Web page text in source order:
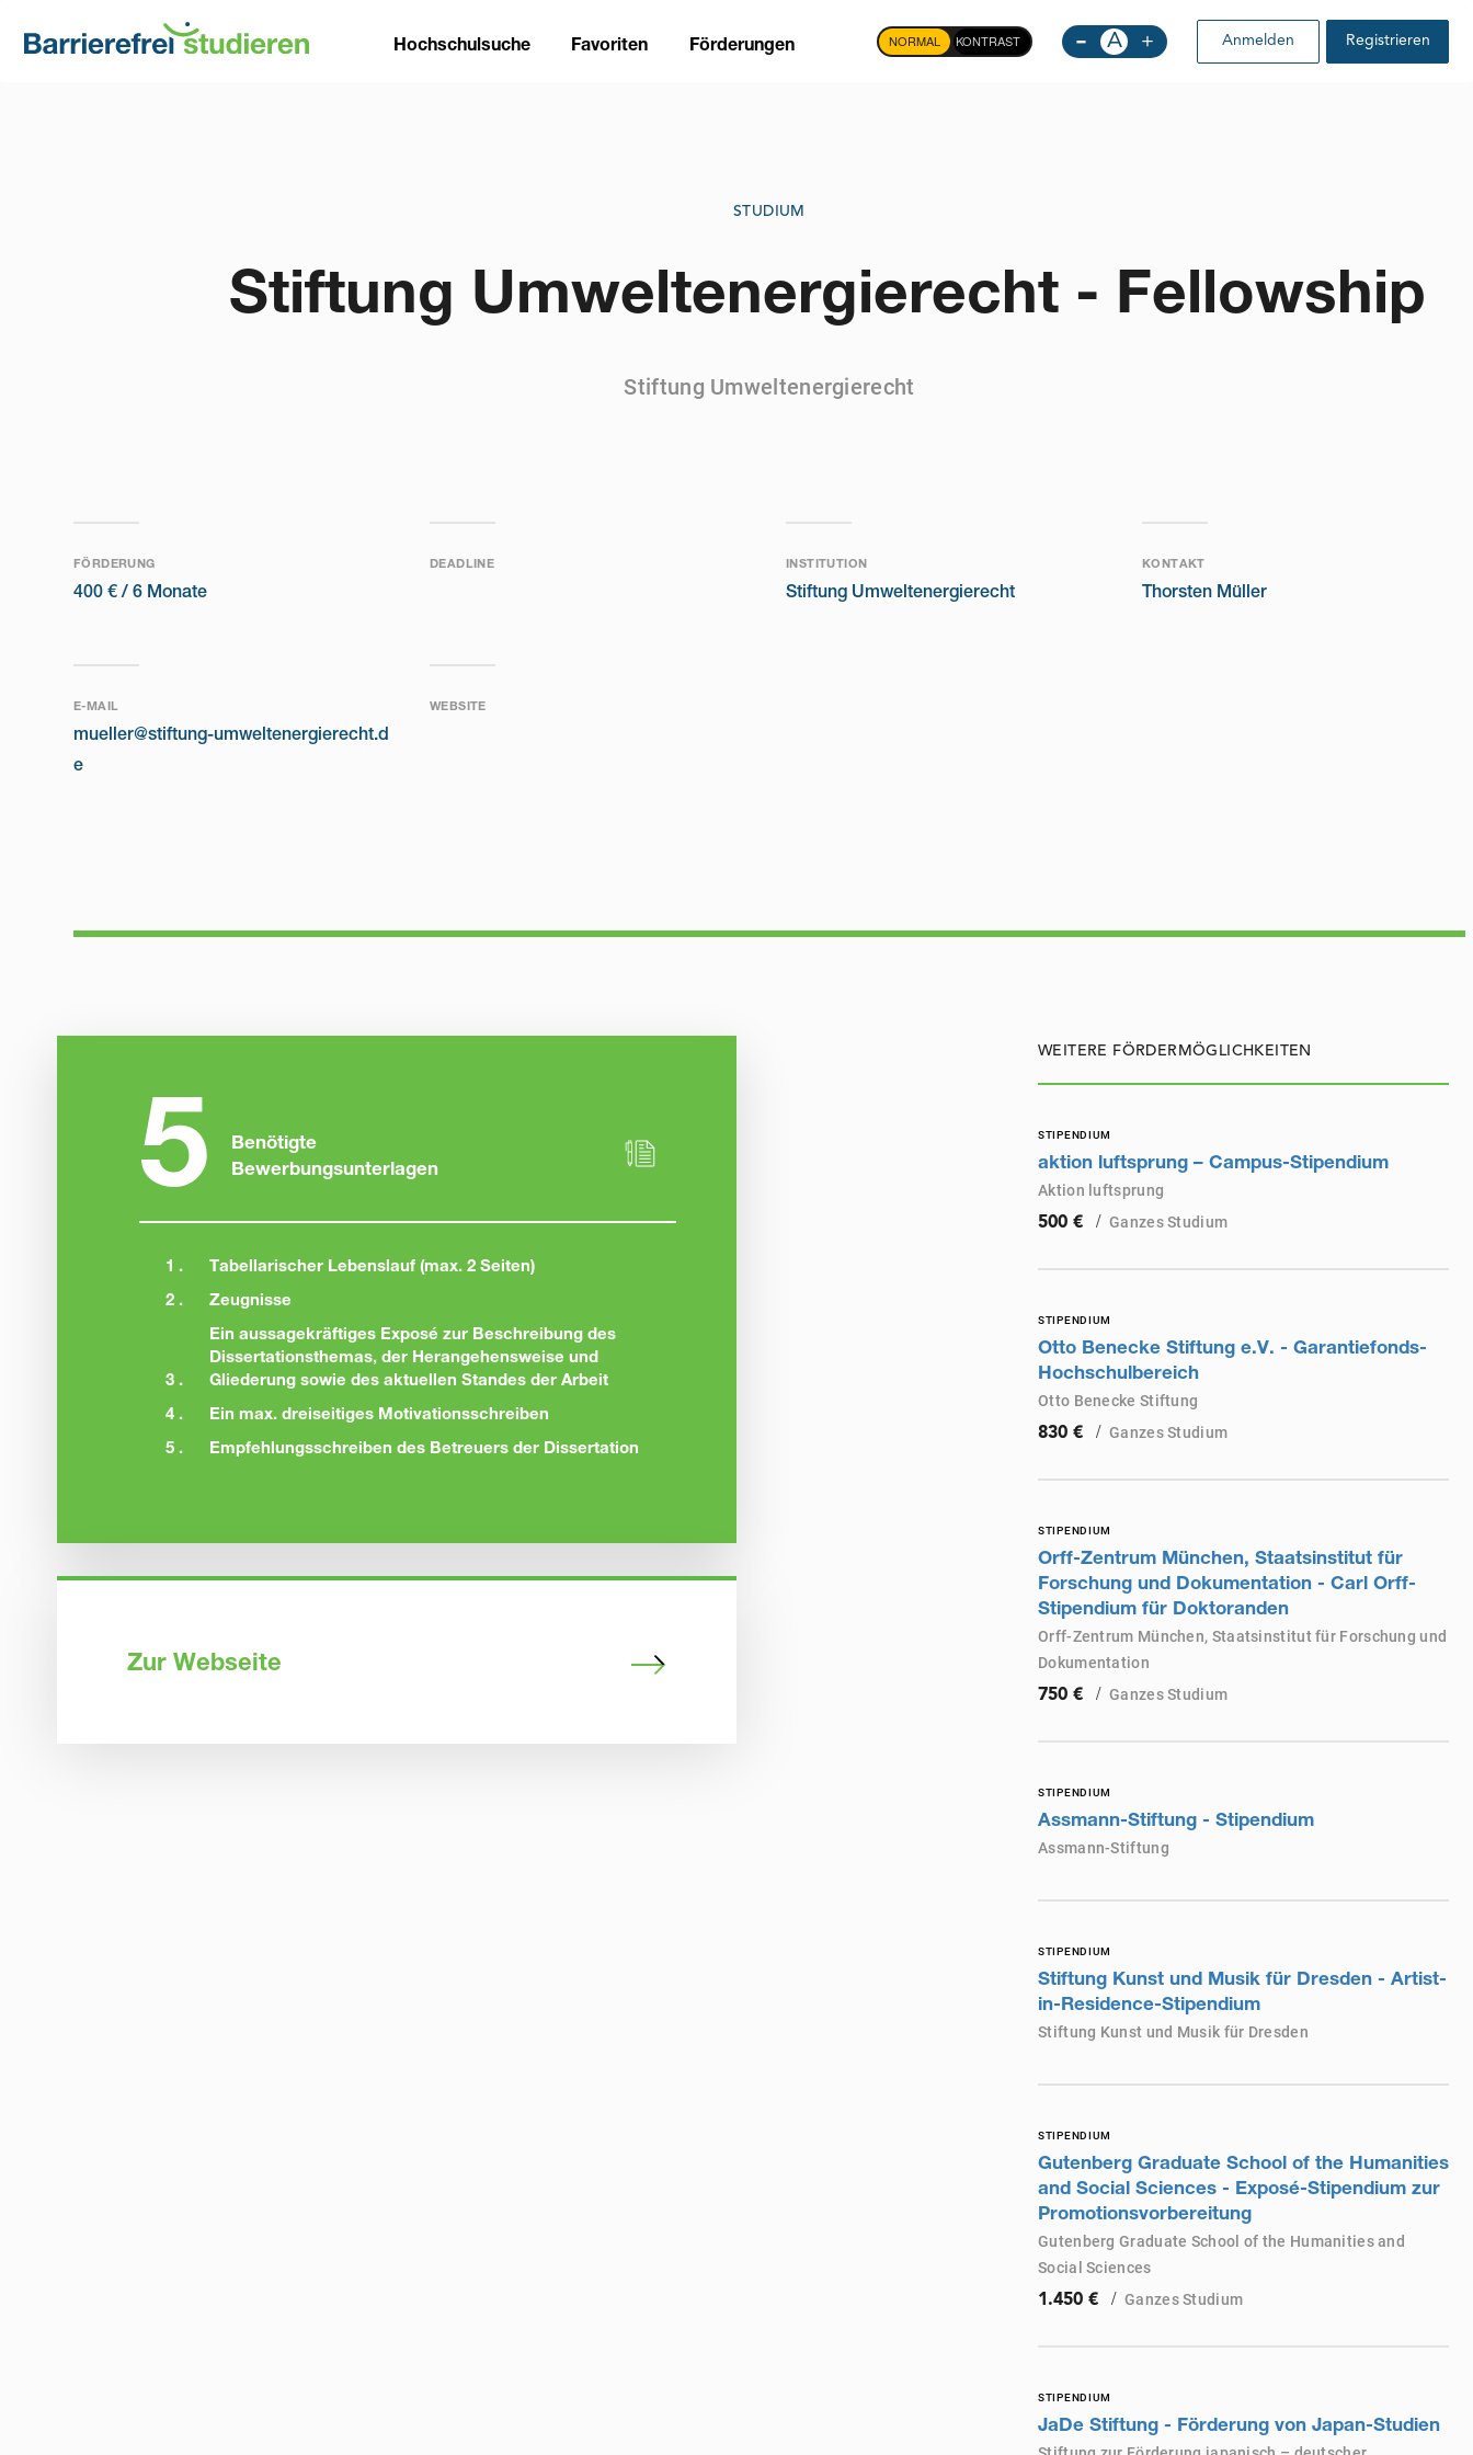
zum
Inhalt
Main
Hochschulsuche Favoriten Förderungen NORMAL KONTRAST - A + Anmelden Registrieren
STUDIUM
Stiftung Umweltenergierecht - Fellowship
Stiftung Umweltenergierecht
FÖRDERUNG
400 € / 6 Monate
DEADLINE INSTITUTION
Stiftung Umweltenergierecht
KONTAKT
Thorsten Müller
E-MAIL
mueller@stiftung-umweltenergierecht.d
e
WEBSITE
5
Benötigte
Bewerbungsunterlagen
1 . Tabellarischer Lebenslauf (max. 2 Seiten)
2 . Zeugnisse
3 .
Ein aussagekräftiges Exposé zur Beschreibung des
Dissertationsthemas, der Herangehensweise und
Gliederung sowie des aktuellen Standes der Arbeit
4 . Ein max. dreiseitiges Motivationsschreiben
5 . Empfehlungsschreiben des Betreuers der Dissertation
Zur Webseite
WEITERE FÖRDERMÖGLICHKEITEN
STIPENDIUM
aktion luftsprung – Campus-Stipendium
Aktion luftsprung
500 €
/ Ganzes Studium
STIPENDIUM
Otto Benecke Stiftung e.V. - Garantiefonds-
Hochschulbereich
Otto Benecke Stiftung
830 €
/ Ganzes Studium
STIPENDIUM
Orff-Zentrum München, Staatsinstitut für
Forschung und Dokumentation - Carl Orff-
Stipendium für Doktoranden
Orff-Zentrum München, Staatsinstitut für Forschung und
Dokumentation
750 €
/ Ganzes Studium
STIPENDIUM
Assmann-Stiftung - Stipendium
Assmann-Stiftung
STIPENDIUM
Stiftung Kunst und Musik für Dresden - Artist-
in-Residence-Stipendium
Stiftung Kunst und Musik für Dresden
STIPENDIUM
Gutenberg Graduate School of the Humanities
and Social Sciences - Exposé-Stipendium zur
Promotionsvorbereitung
Gutenberg Graduate School of the Humanities and
Social Sciences
1.450 €
/ Ganzes Studium
STIPENDIUM
JaDe Stiftung - Förderung von Japan-Studien